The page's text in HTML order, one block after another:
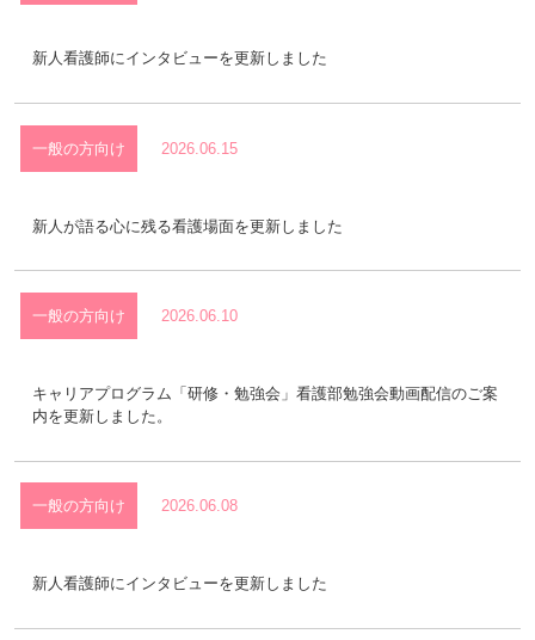
新人看護師にインタビューを更新しました
一般の方向け 2026.06.15
新人が語る心に残る看護場面を更新しました
一般の方向け 2026.06.10
キャリアプログラム「研修・勉強会」看護部勉強会動画配信のご案
内を更新しました。
一般の方向け 2026.06.08
新人看護師にインタビューを更新しました
看護部理念・看護部長挨拶
専門看護師・認定看護師の紹介
出身校一覧
新人ナース教育
キャリア開発支援
臨時職員募集